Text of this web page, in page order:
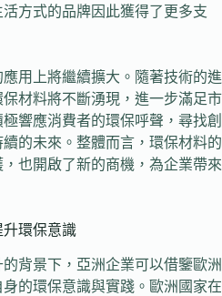
方式的品牌因此獲得了更多支
用上將繼續擴大。隨著技術的進
材料將不斷湧現，進一步滿足市
響應消費者的環保呼聲，尋找創
的未來。整體而言，環保材料的
也開啟了新的商機，為企業帶來
升環保意識
背景下，亞洲企業可以借鑒歐洲
的環保意識與實踐。歐洲國家在